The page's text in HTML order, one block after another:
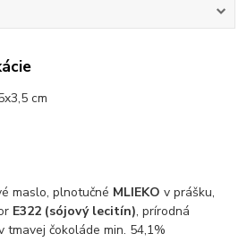
cm
maslo, plnotučné MLIEKO v prášku,
E322 (sójový lecitín), prírodná
čokoláde min. 54,1%